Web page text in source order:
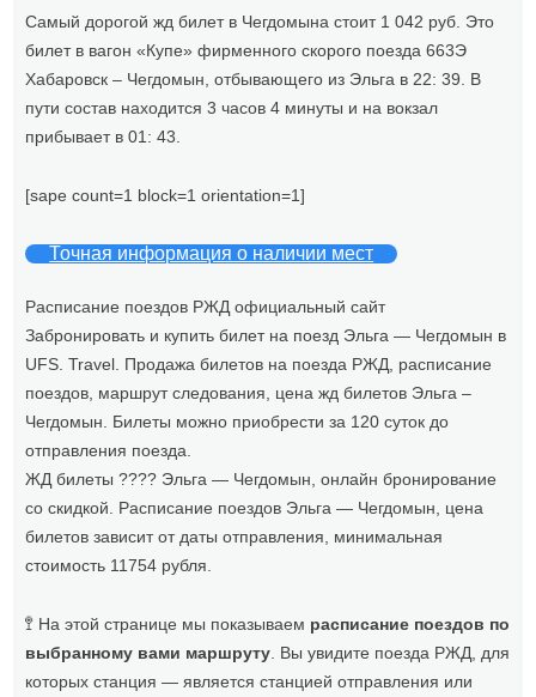
Самый дорогой жд билет в Чегдомына стоит 1 042 руб. Это
билет в вагон «Купе» фирменного скорого поезда 663Э
Хабаровск – Чегдомын, отбывающего из Эльга в 22: 39. В
пути состав находится 3 часов 4 минуты и на вокзал
прибывает в 01: 43.
[sape count=1 block=1 orientation=1]
Точная информация о наличии мест
Расписание поездов РЖД официальный сайт
Забронировать и купить билет на поезд Эльга — Чегдомын в
UFS. Travel. Продажа билетов на поезда РЖД, расписание
поездов, маршрут следования, цена жд билетов Эльга –
Чегдомын. Билеты можно приобрести за 120 суток до
отправления поезда.
ЖД билеты ???? Эльга — Чегдомын, онлайн бронирование
со скидкой. Расписание поездов Эльга — Чегдомын, цена
билетов зависит от даты отправления, минимальная
стоимость 11754 рубля.
🚏 На этой странице мы показываем расписание поездов по
выбранному вами маршруту. Вы увидите поезда РЖД, для
которых станция — является станцией отправления или